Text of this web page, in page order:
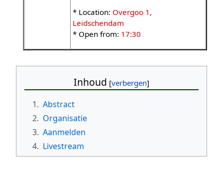
* Location: Overgoo 1,
Leidschendam
* Open from: 17:30
Inhoud
1. Abstract
2. Organisatie
3. Aanmelden
4. Livestream